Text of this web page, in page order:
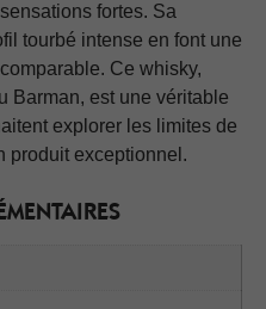
fortes. Sa
tourbé intense en font une
Ce whisky,
Barman, est une véritable
explorer les limites de
produit exceptionnel.